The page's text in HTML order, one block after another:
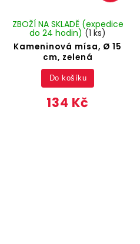
Kameninová mísa, Ø 15
cm, zelená
ZBOŽÍ NA SKLADĚ (expedice
do 24 hodin) (1 ks)
134 Kč
Do košíku